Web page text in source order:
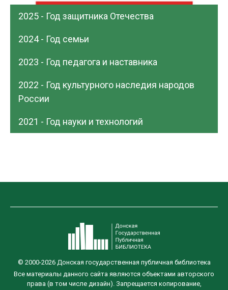
2025 - Год защитника Отечества
2024 - Год семьи
2023 - Год педагога и наставника
2022 - Год культурного наследия народов
России
2021 - Год науки и технологий
© 2000-2026 Донская государственная публичная библиотека
Все материалы данного сайта являются объектами авторского
права (в том числе дизайн). Запрещается копирование,